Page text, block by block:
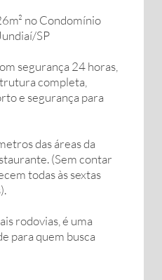
no Condomínio
SP
segurança 24 horas,
completa,
e segurança para
das áreas da
(Sem contar
todas às sextas
rodovias, é uma
para quem busca